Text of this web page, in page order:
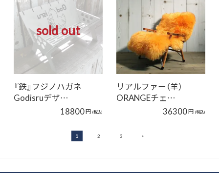
sold out
『鉄』フジノハガネ
Godisruデザ…
18800円 (税込)
リアルファー（羊）
ORANGEチェ…
36300円 (税込)
1 2 3 »